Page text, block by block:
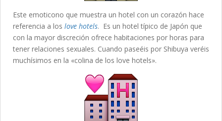
Este emoticono que muestra un hotel con un corazón hace
referencia a los love hotels. Es un hotel típico de Japón que
con la mayor discreción ofrece habitaciones por horas para
tener relaciones sexuales. Cuando paseéis por Shibuya veréis
muchísimos en la «colina de los love hotels».